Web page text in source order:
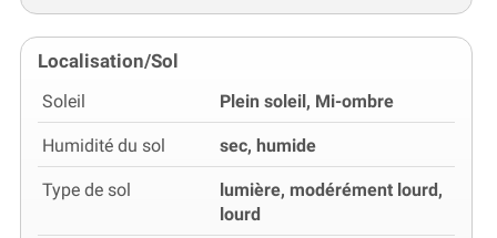
Localisation/Sol
Soleil Plein soleil, Mi-ombre
Humidité du sol sec, humide
Type de sol
lumière, modérément lourd,
lourd